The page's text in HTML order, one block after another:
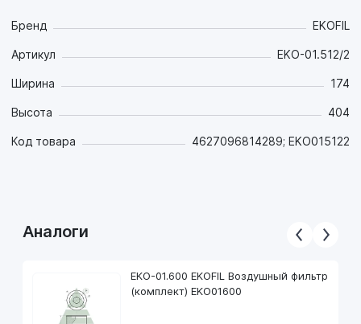
Бренд EKOFIL
Артикул EKO-01.512/2
Ширина 174
Высота 404
Код товара 4627096814289; EKO015122
Аналоги
EKO-01.600 EKOFIL Воздушный фильтр
(комплект) EKO01600